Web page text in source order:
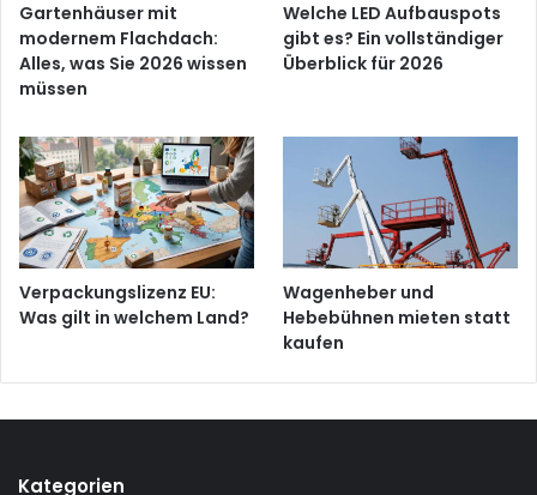
Gartenhäuser mit
modernem Flachdach:
Alles, was Sie 2026 wissen
müssen
Welche LED Aufbauspots
gibt es? Ein vollständiger
Überblick für 2026
Verpackungslizenz EU:
Was gilt in welchem Land?
Wagenheber und
Hebebühnen mieten statt
kaufen
Kategorien